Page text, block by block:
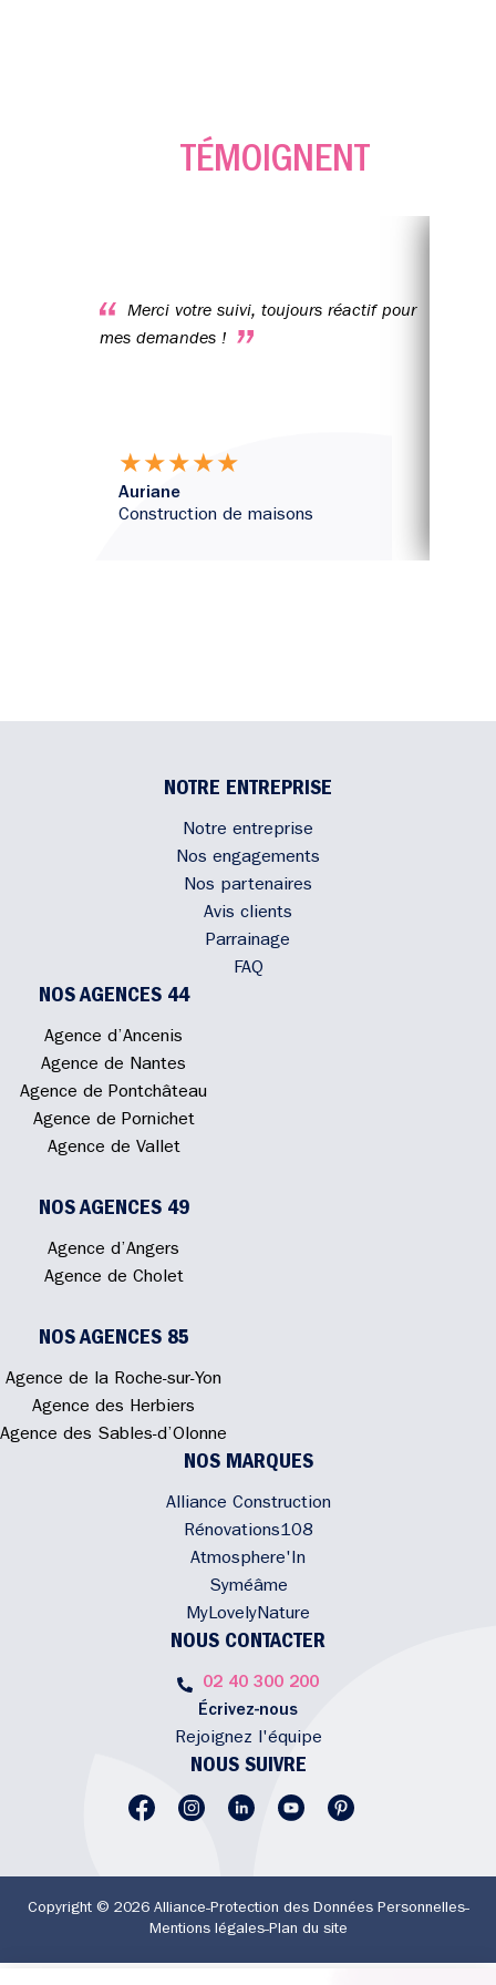
TÉMOIGNENT
mes demandes !
★★★★★
Auriane
Construction de maisons
NOTRE ENTREPRISE
Notre entreprise
Nos engagements
Nos partenaires
Avis clients
Parrainage
FAQ
NOS AGENCES 44
Agence d’Ancenis
Agence de Nantes
Agence de Pontchâteau
Agence de Pornichet
Agence de Vallet
NOS AGENCES 49
Agence d’Angers
Agence de Cholet
NOS AGENCES 85
Agence de la Roche-sur-Yon
Agence des Herbiers
Agence des Sables-d’Olonne
NOS MARQUES
Alliance Construction
Rénovations108
Atmosphere'In
Syméâme
MyLovelyNature
NOUS CONTACTER
02 40 300 200
Écrivez-nous
Rejoignez l'équipe
NOUS SUIVRE
Copyright © 2026 Alliance Protection des Données Personnelles
Mentions légales Plan du site